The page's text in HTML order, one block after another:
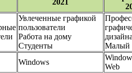
Увлеченные графикой
пользователи
Работа на дому
Студенты
Малый
Windows
Web